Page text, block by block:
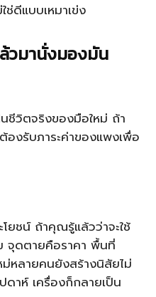
ดีแบบเหมาเข่ง
วมานั่งมองมัน
นชีวิตจริงของมือใหม่ ถ้า
งรับภาระค่าของแพงเพื่อ
ยชน์ ถ้าคุณรู้แล้วว่าจะใช้
จุดตายคือราคา พื้นที่
หลายคนยังสร้างนิสัยไม่
าห์ เครื่องก็กลายเป็น